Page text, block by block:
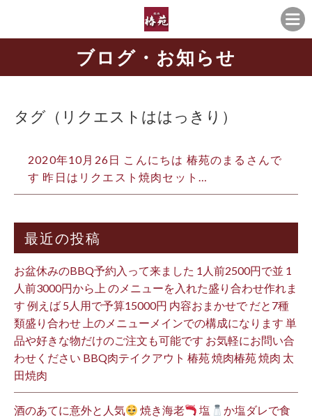
ブログ・お知らせ
タグ（リクエストははっきり）
2020年10月26日 こんにちは️ 椿苑のまるさんで
す 昨日はリクエスト焼肉セット…
最近の投稿
お盆休みのBBQ予約入って来ました 1人前2500円で並 1
人前3000円から上 のメニューを入れた盛り合わせ作れま
す 例えば 5人用で予算15000円 内容おまかせで だと7種
類盛り合わせ 上のメニューメインでの構成になります 単
品や好きな物だけのご注文も可能です お気軽にお問い合
わせください BBQ肉テイクアウト 椿苑 焼肉椿苑 焼肉 太
田焼肉
酒のあてに意外と人気 焼き海老 塩
か塩ダレで食